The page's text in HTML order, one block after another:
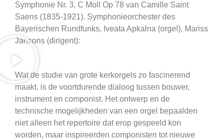
Symphonie Nr. 3, C Moll Op 78 van Camille Saint
Saens (1835-1921). Symphonieorchester des
Bayerischen Rundfunks, Iveata Apkalna (orgel), Mariss
Jansons (dirigent):
Wat de studie van grote kerkorgels zo fascinerend
maakt, is de voortdurende dialoog tussen bouwer,
instrument en componist. Het ontwerp en de
technische mogelijkheden van een orgel bepaalden
niet alleen het repertoire dat erop gespeeld kon
worden, maar inspireerden componisten tot nieuwe